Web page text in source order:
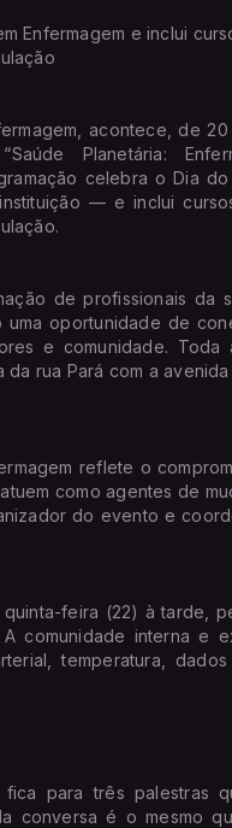
Enfermagem e inclui
acontece, de
Planetária:
celebra o Dia
— e inclui
de profissionais da
uma oportunidade de
e comunidade. Toda
rua Pará com a
reflete o
como agentes de
do evento e
feira (22) à tarde,
comunidade interna e
temperatura,
para três palestras
conversa é o mesmo